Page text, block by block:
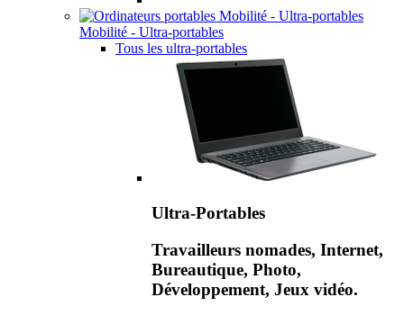
Mobilité - Ultra-portables
Tous les ultra-portables
Ultra-Portables
Travailleurs nomades, Internet,
Bureautique, Photo,
Développement, Jeux vidéo.